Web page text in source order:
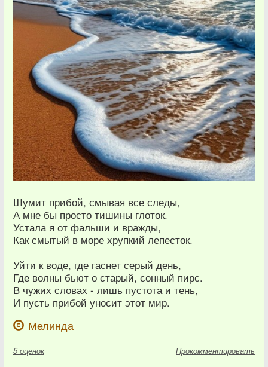
Шумит прибой, смывая все следы,
А мне бы просто тишины глоток.
Устала я от фальши и вражды,
Как смытый в море хрупкий лепесток.
Уйти к воде, где гаснет серый день,
Где волны бьют о старый, сонный пирс.
В чужих словах - лишь пустота и тень,
И пусть прибой уносит этот мир.
Мелинда
5 оценок Прокомментировать